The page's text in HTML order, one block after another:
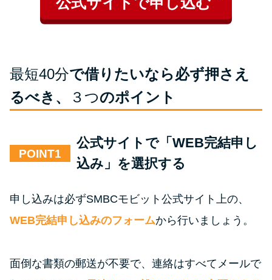
最短40分で借りたいなら必ず押さえ
るべき、
３つのポイント
POINT
公式サイトで「WEB完結申し
込み」を選択する
申し込みは必ずSMBCモビット公式サイト上の、
WEB完結申し込みのフォームから行いましょう。
面倒な書類の郵送が不要で、連絡はすべてメールで